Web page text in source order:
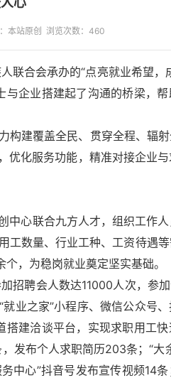
站原创 浏览次数： 460
联合会承办的“点亮就业希望，
企业搭建起了沟通的桥梁，
构建覆盖全民、贯穿全程、辐
优化服务功能，精准对接企业与
中心联合九方人才，组织工作
工数量、行业工种、工资待遇
，为稳岗就业奠定坚实基础。
招聘会人数达11000人次，参
业之家”小程序、微信公众号
建洽谈平台，实现求职用工快
发布个人求职简历203条；“大
中心”抖音号发布宣传视频14